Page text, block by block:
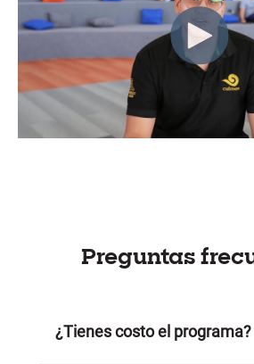
Preguntas
¿Tienes costo el programa?